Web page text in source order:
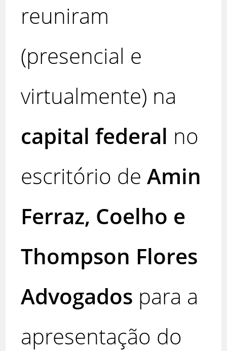
reuniram
(presencial e
virtualmente) na
capital federal no
escritório deAmin
Ferraz, Coelho e
Thompson Flores
Advogados para a
apresentação do